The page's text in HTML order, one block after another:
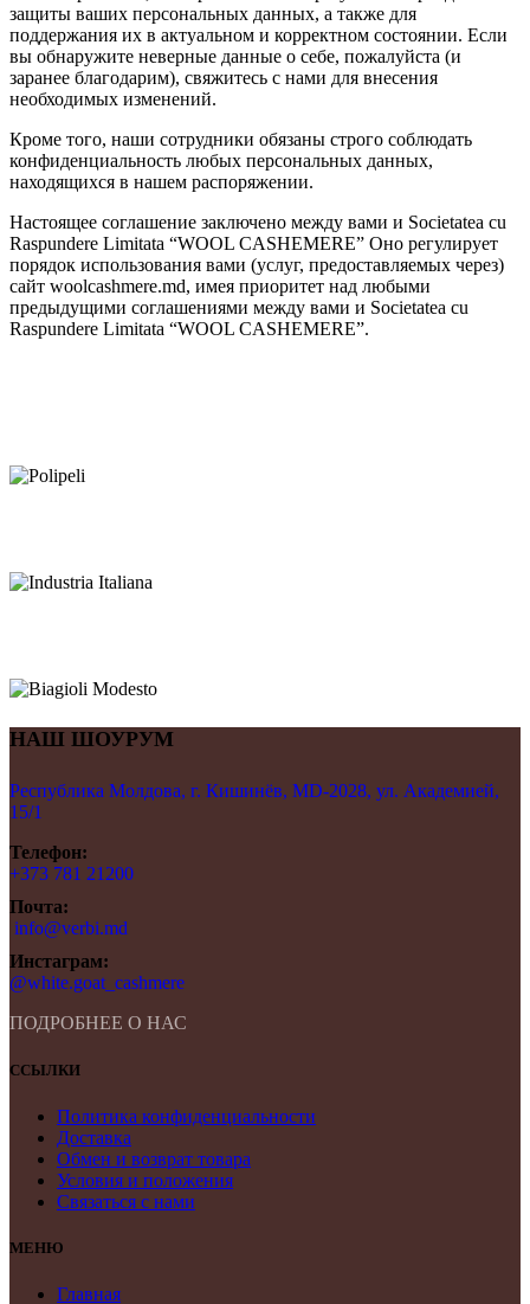
защиты ваших персональных данных, а также для
поддержания их в актуальном и корректном состоянии. Если
вы обнаружите неверные данные о себе, пожалуйста (и
заранее благодарим), свяжитесь с нами для внесения
необходимых изменений.
Кроме того, наши сотрудники обязаны строго соблюдать
конфиденциальность любых персональных данных,
находящихся в нашем распоряжении.
Настоящее соглашение заключено между вами и Societatea cu
Raspundere Limitata “WOOL CASHEMERE” Оно регулирует
порядок использования вами (услуг, предоставляемых через)
сайт woolcashmere.md, имея приоритет над любыми
предыдущими соглашениями между вами и Societatea cu
Raspundere Limitata “WOOL CASHEMERE”.
НАШ ШОУРУМ
Республика Молдова, г. Кишинёв, MD-2028, ул. Академией,
15/1
Телефон:
+373 781 21200
Почта:
info@verbi.md
Инстаграм:
@white.goat_cashmere
ПОДРОБНЕЕ О НАС
ССЫЛКИ
Политика конфиденциальности
Доставка
Обмен и возврат товара
Условия и положения
Связаться с нами
МЕНЮ
Главная